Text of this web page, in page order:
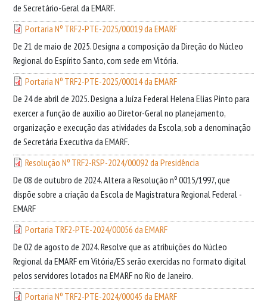
de Secretário-Geral da EMARF.
Portaria Nº TRF2-PTE-2025/00019 da EMARF
De 21 de maio de 2025. Designa a composição da Direção do Núcleo
Regional do Espírito Santo, com sede em Vitória.
Portaria Nº TRF2-PTE-2025/00014 da EMARF
De 24 de abril de 2025. Designa a Juíza Federal Helena Elias Pinto para
exercer a função de auxílio ao Diretor-Geral no planejamento,
organização e execução das atividades da Escola, sob a denominação
de Secretária Executiva da EMARF.
Resolução Nº TRF2-RSP-2024/00092 da Presidência
De 08 de outubro de 2024. Altera a Resolução nº 0015/1997, que
dispõe sobre a criação da Escola de Magistratura Regional Federal -
EMARF
Portaria TRF2-PTE-2024/00056 da EMARF
De 02 de agosto de 2024. Resolve que as atribuições do Núcleo
Regional da EMARF em Vitória/ES serão exercidas no formato digital
pelos servidores lotados na EMARF no Rio de Janeiro.
Portaria Nº TRF2-PTE-2024/00045 da EMARF